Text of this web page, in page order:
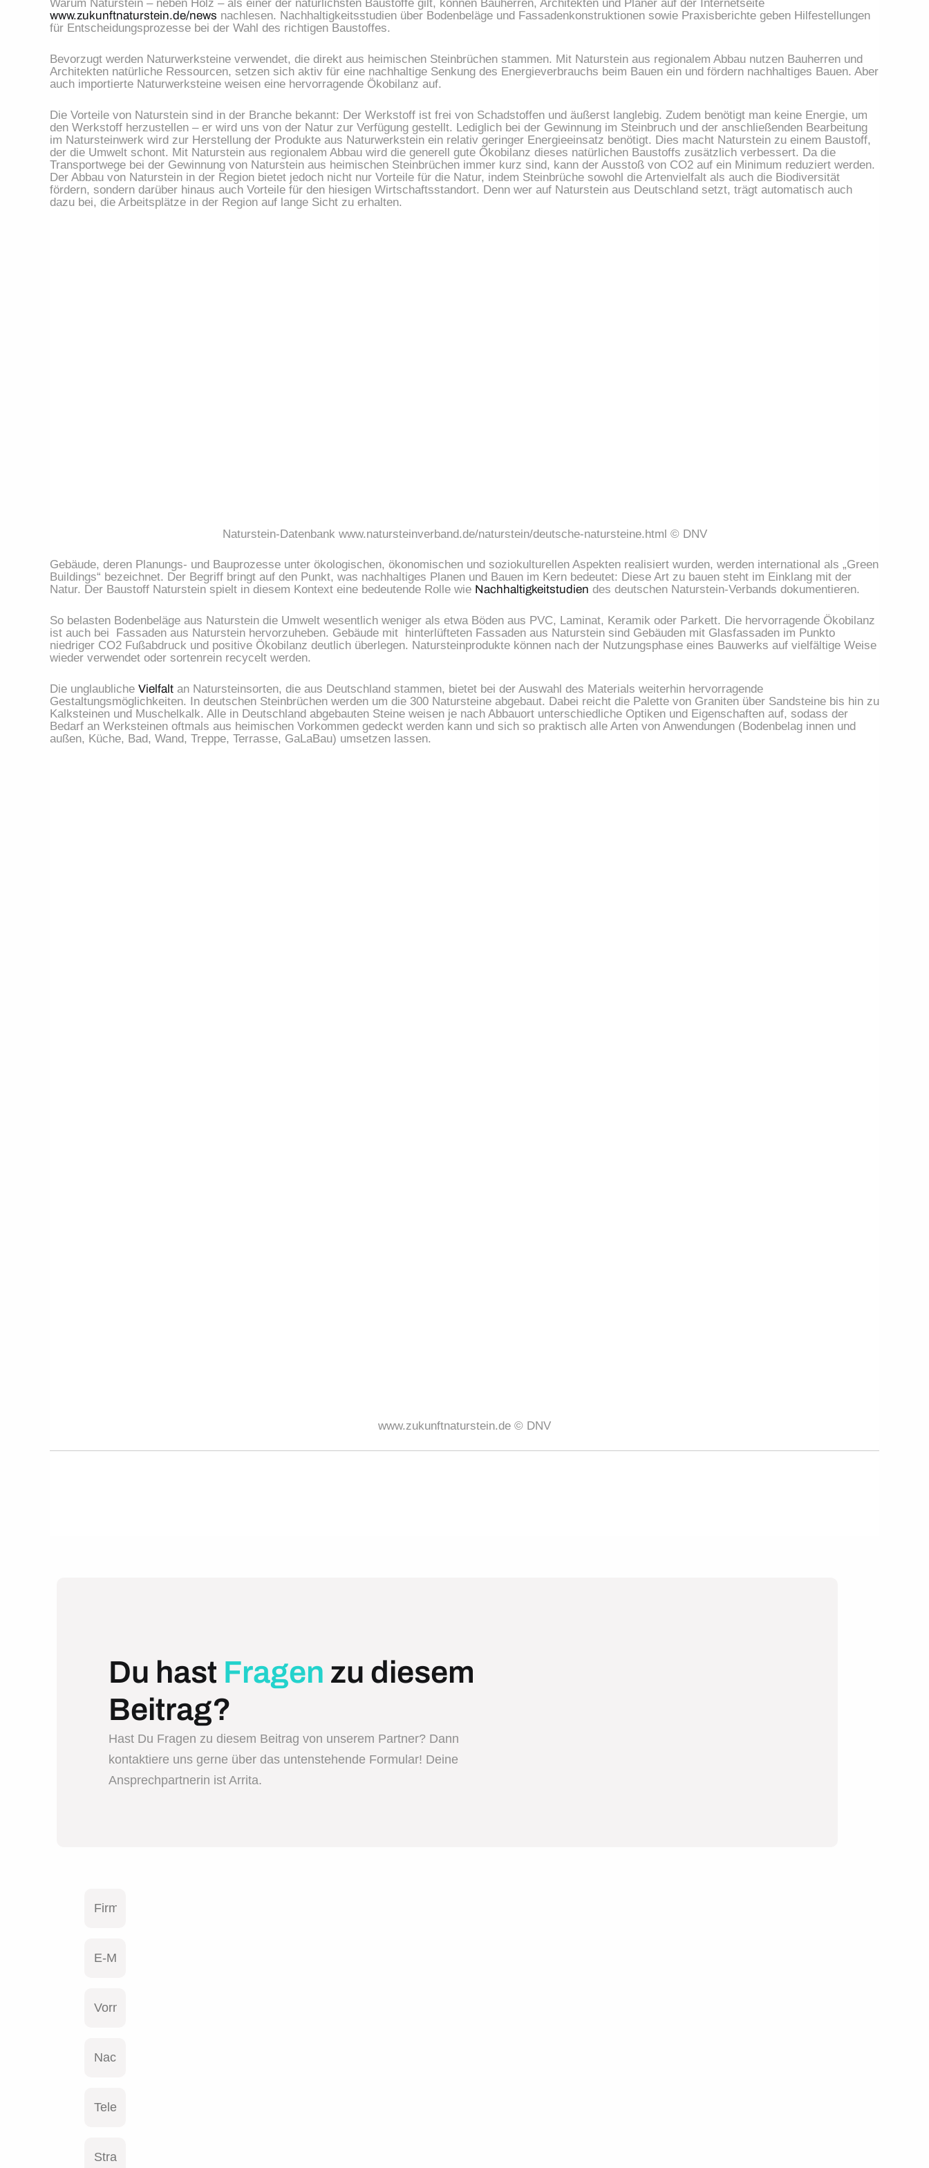
www.zukunftnaturstein.de/news nachlesen. Nachhaltigkeitsstudien über Bodenbeläge und Fassadenkonstruktionen sowie Praxisberichte geben Hilfestellungen
für Entscheidungsprozesse bei der Wahl des richtigen Baustoffes.
Bevorzugt werden Naturwerksteine verwendet, die direkt aus heimischen Steinbrüchen stammen. Mit Naturstein aus regionalem Abbau nutzen Bauherren und
Architekten natürliche Ressourcen, setzen sich aktiv für eine nachhaltige Senkung des Energieverbrauchs beim Bauen ein und fördern nachhaltiges Bauen. Aber
auch importierte Naturwerksteine weisen eine hervorragende Ökobilanz auf.
Die Vorteile von Naturstein sind in der Branche bekannt: Der Werkstoff ist frei von Schadstoffen und äußerst langlebig. Zudem benötigt man keine Energie, um
den Werkstoff herzustellen – er wird uns von der Natur zur Verfügung gestellt. Lediglich bei der Gewinnung im Steinbruch und der anschließenden Bearbeitung
im Natursteinwerk wird zur Herstellung der Produkte aus Naturwerkstein ein relativ geringer Energieeinsatz benötigt. Dies macht Naturstein zu einem Baustoff,
der die Umwelt schont. Mit Naturstein aus regionalem Abbau wird die generell gute Ökobilanz dieses natürlichen Baustoffs zusätzlich verbessert. Da die
Transportwege bei der Gewinnung von Naturstein aus heimischen Steinbrüchen immer kurz sind, kann der Ausstoß von CO2 auf ein Minimum reduziert werden.
Der Abbau von Naturstein in der Region bietet jedoch nicht nur Vorteile für die Natur, indem Steinbrüche sowohl die Artenvielfalt als auch die Biodiversität
fördern, sondern darüber hinaus auch Vorteile für den hiesigen Wirtschaftsstandort. Denn wer auf Naturstein aus Deutschland setzt, trägt automatisch auch
dazu bei, die Arbeitsplätze in der Region auf lange Sicht zu erhalten.
Naturstein-Datenbank www.natursteinverband.de/naturstein/deutsche-natursteine.html © DNV
Gebäude, deren Planungs- und Bauprozesse unter ökologischen, ökonomischen und soziokulturellen Aspekten realisiert wurden, werden international als „Green
Buildings“ bezeichnet. Der Begriff bringt auf den Punkt, was nachhaltiges Planen und Bauen im Kern bedeutet: Diese Art zu bauen steht im Einklang mit der
Natur. Der Baustoff Naturstein spielt in diesem Kontext eine bedeutende Rolle wie Nachhaltigkeitstudien des deutschen Naturstein-Verbands dokumentieren.
So belasten Bodenbeläge aus Naturstein die Umwelt wesentlich weniger als etwa Böden aus PVC, Laminat, Keramik oder Parkett. Die hervorragende Ökobilanz
ist auch bei  Fassaden aus Naturstein hervorzuheben. Gebäude mit  hinterlüfteten Fassaden aus Naturstein sind Gebäuden mit Glasfassaden im Punkto
niedriger CO2 Fußabdruck und positive Ökobilanz deutlich überlegen. Natursteinprodukte können nach der Nutzungsphase eines Bauwerks auf vielfältige Weise
wieder verwendet oder sortenrein recycelt werden.
Die unglaubliche Vielfalt an Natursteinsorten, die aus Deutschland stammen, bietet bei der Auswahl des Materials weiterhin hervorragende
Gestaltungsmöglichkeiten. In deutschen Steinbrüchen werden um die 300 Natursteine abgebaut. Dabei reicht die Palette von Graniten über Sandsteine bis hin zu
Kalksteinen und Muschelkalk. Alle in Deutschland abgebauten Steine weisen je nach Abbauort unterschiedliche Optiken und Eigenschaften auf, sodass der
Bedarf an Werksteinen oftmals aus heimischen Vorkommen gedeckt werden kann und sich so praktisch alle Arten von Anwendungen (Bodenbelag innen und
außen, Küche, Bad, Wand, Treppe, Terrasse, GaLaBau) umsetzen lassen.
www.zukunftnaturstein.de © DNV
Du hast Fragen zu diesem
Beitrag?
Hast Du Fragen zu diesem Beitrag von unserem Partner? Dann
kontaktiere uns gerne über das untenstehende Formular! Deine
Ansprechpartnerin ist Arrita.